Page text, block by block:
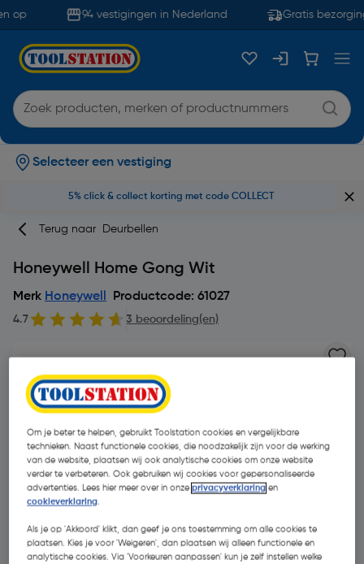
op 94 vestigingen in Nederland Gratis
Selecteer een vestiging
5% click & collect korting met code COLLECT
Terug naar Deurbellen
Honeywell Home Gong Wit
Merk Honeywell Productcode: 61027
4.7 3 beoordeling(en)
Om je beter te helpen, gebruikt Toolstation cookies en vergelijkbare
technieken. Naast functionele cookies, die noodzakelijk zijn voor de werking
van de website, plaatsen wij ook analytische cookies om onze website
verder te verbeteren. Ook gebruiken wij cookies voor gepersonaliseerde
advertenties. Lees hier meer over in onzeprivacyverklaring en
cookieverklaring.
Als je op 'Akkoord' klikt, dan geef je ons toestemming om alle cookies te
plaatsen. Kies je voor 'Weigeren', dan plaatsen wij alleen functionele en
analytische cookies. Via 'Voorkeuren aanpassen' kun je zelf instellen welke